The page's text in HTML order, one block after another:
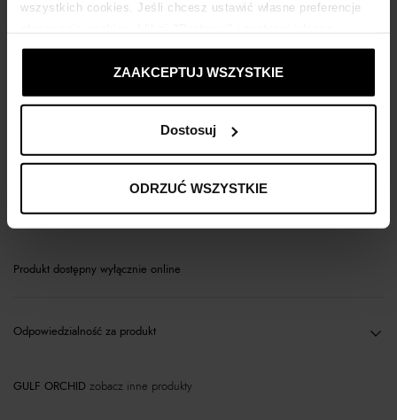
wszystkich cookies. Jeśli chcesz ustawić własne preferencje
ustawienia prywatności.
ZAAKCEPTUJ WSZYSTKIE
Dostosuj
ODRZUĆ WSZYSTKIE
Produkt partnerski Moliera2
Opis produktu
Materiał
Sposób pielęgnacji i użytkowania
Produkt dostępny wyłącznie online
Odpowiedzialność za produkt
GULF ORCHID zobacz inne produkty